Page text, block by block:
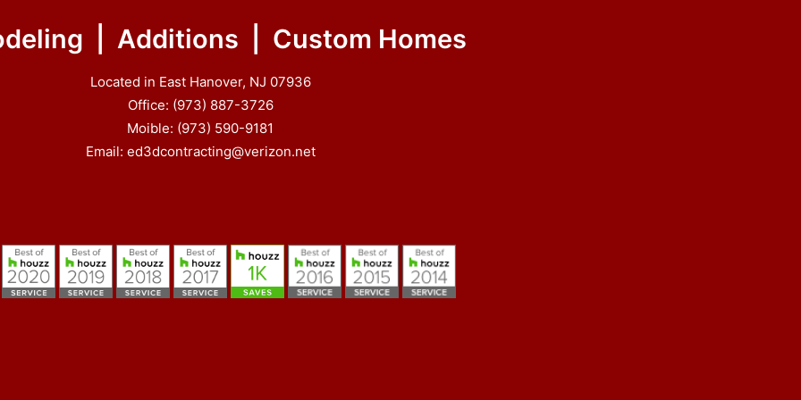
| Additions | Custom Homes
Located in East Hanover, NJ 07936
Office: (973) 887-3726
Moible: (973) 590-9181
Email: ed3dcontracting@verizon.net